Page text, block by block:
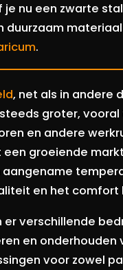
je nu een zwarte
.
, net als in andere
groter,
en andere
groeiende
en het comfort
er verschillende
en onderhouden
voor zowel